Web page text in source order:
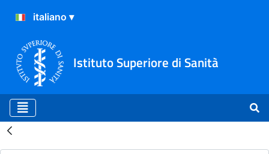
Istituto Superiore di Sanità
Risultati della Ricerca -